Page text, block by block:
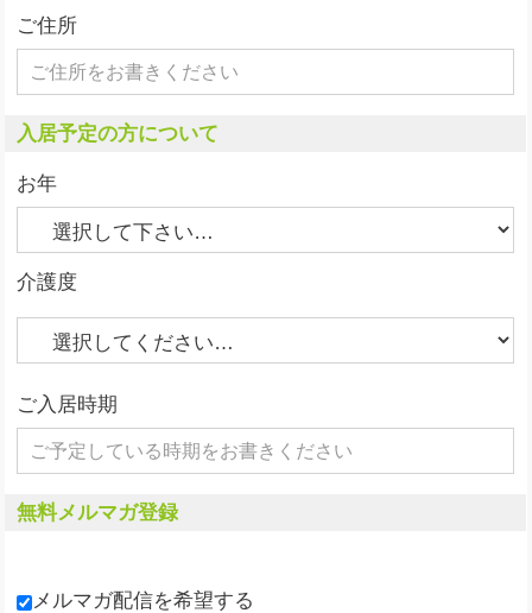
ご住所
入居予定の方について
お年
介護度
ご入居時期
無料メルマガ登録
メルマガ配信を希望する